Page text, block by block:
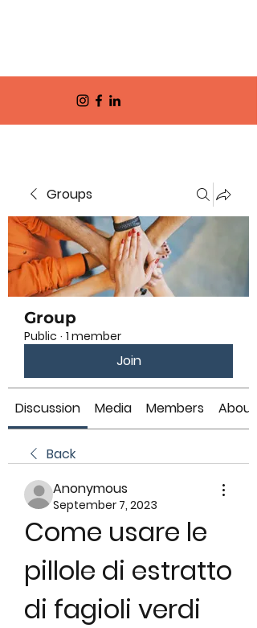
Groups
Group
Public · 1 member
Join
Discussion Media Members About
Back
Anonymous
September 7, 2023
Come usare le
pillole di estratto
di fagioli verdi